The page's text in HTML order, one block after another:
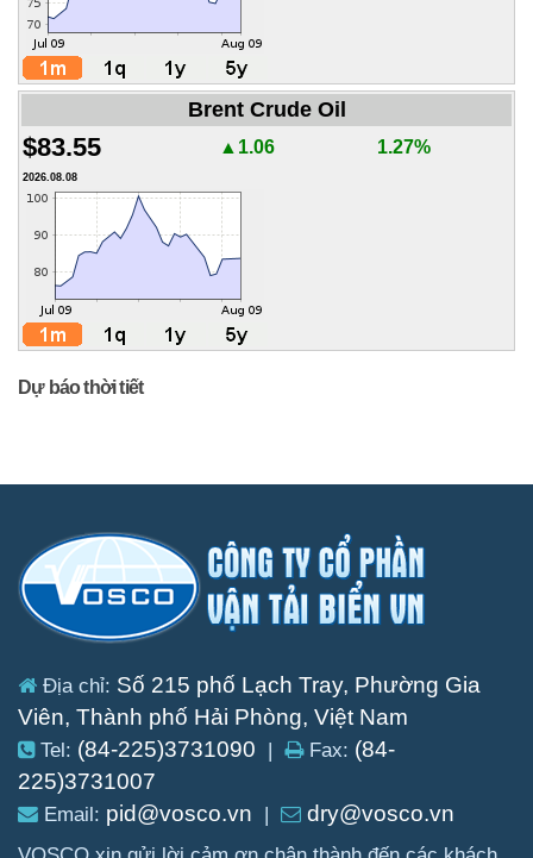
Brent Crude Oil
$83.55 ▲1.06 1.27%
2026.08.08
Dự báo thời tiết
Địa chỉ: Số 215 phố Lạch Tray, Phường Gia
Viên, Thành phố Hải Phòng, Việt Nam
Tel: (84-225)3731090 | Fax: (84-
225)3731007
Email: pid@vosco.vn | dry@vosco.vn